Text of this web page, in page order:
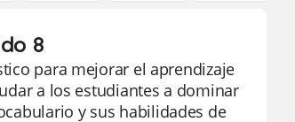
8
para mejorar el aprendizaje
a los estudiantes a dominar
y sus habilidades de